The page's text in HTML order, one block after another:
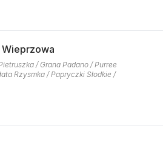
/ Grana Padano / Purree
Rzysmka / Papryczki Słodkie /